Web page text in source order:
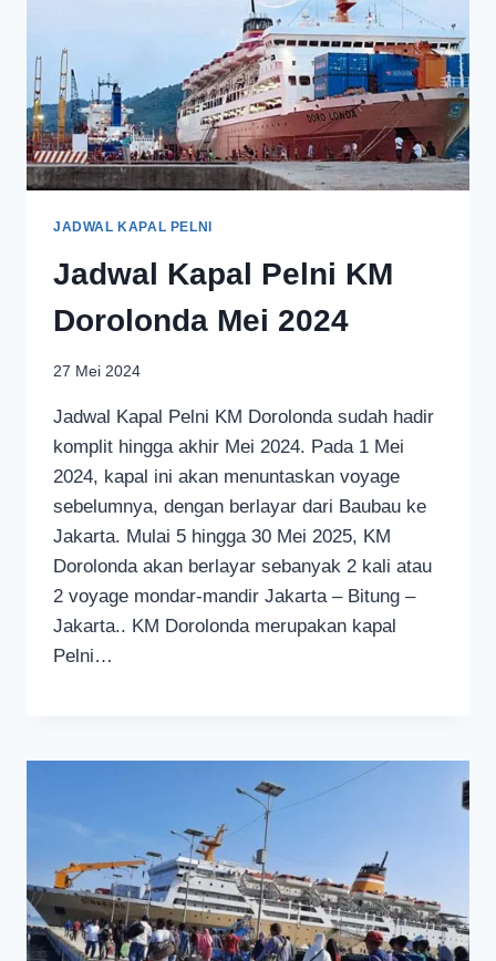
JADWAL KAPAL PELNI
Jadwal Kapal Pelni KM
Dorolonda Mei 2024
27 Mei 2024
Jadwal Kapal Pelni KM Dorolonda sudah hadir
komplit hingga akhir Mei 2024. Pada 1 Mei
2024, kapal ini akan menuntaskan voyage
sebelumnya, dengan berlayar dari Baubau ke
Jakarta. Mulai 5 hingga 30 Mei 2025, KM
Dorolonda akan berlayar sebanyak 2 kali atau
2 voyage mondar-mandir Jakarta – Bitung –
Jakarta.. KM Dorolonda merupakan kapal
Pelni…